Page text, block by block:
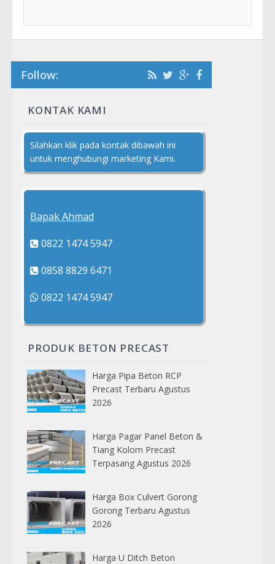
Follow:
KONTAK KAMI
Silahkan klik pada kontak dibawah ini
untuk menghubungi marketing Kami.
Bapak Ahmad
0822 1474 5947
0858 8829 6471
0822 1474 5947
PRODUK BETON PRECAST
Harga Pipa Beton RCP
Precast Terbaru Agustus
2026
Harga Pagar Panel Beton &
Tiang Kolom Precast
Terpasang Agustus 2026
Harga Box Culvert Gorong
Gorong Terbaru Agustus
2026
Harga U Ditch Beton